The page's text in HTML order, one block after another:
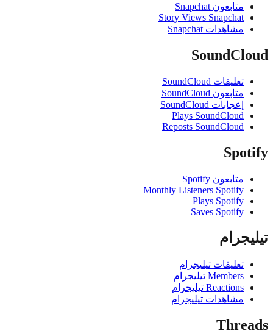
متابعون Snapchat
Story Views Snapchat
مشاهدات Snapchat
تعليقات SoundCloud
متابعون SoundCloud
إعجابات SoundCloud
Plays SoundCloud
Reposts SoundCloud
متابعون Spotify
Monthly Listeners Spotify
Plays Spotify
Saves Spotify
تعليقات تيليجرام
Members تيليجرام
Reactions تيليجرام
مشاهدات تيليجرام